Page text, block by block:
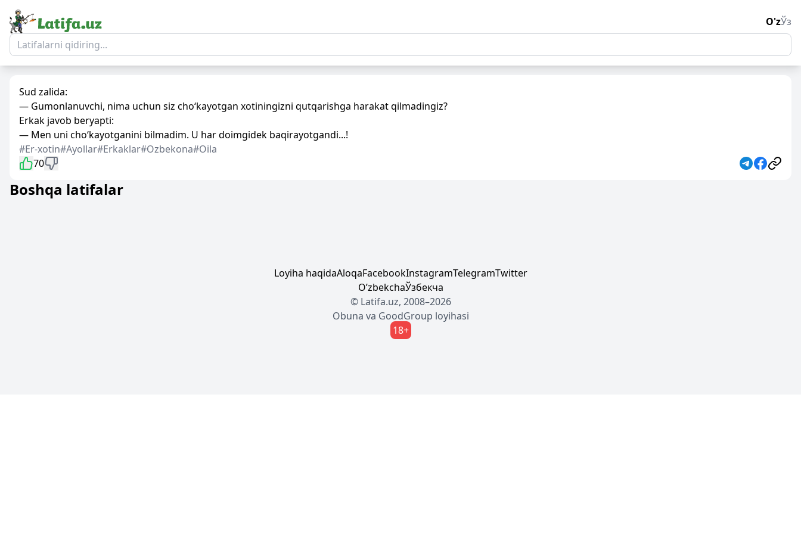
O'zЎз
Sud zalida:
— Gumonlanuvchi, nima uchun siz cho‘kayotgan xotiningizni qutqarishga harakat qilmadingiz?
Erkak javob beryapti:
— Men uni cho‘kayotganini bilmadim. U har doimgidek baqirayotgandi...!
#Er-xotin#Ayollar#Erkaklar#Ozbekona#Oila
70
Boshqa latifalar
Loyiha haqidaAloqaFacebookInstagramTelegramTwitter
OʼzbekchaЎзбекча
© Latifa.uz, 2008–2026
Obuna va GoodGroup loyihasi
18+